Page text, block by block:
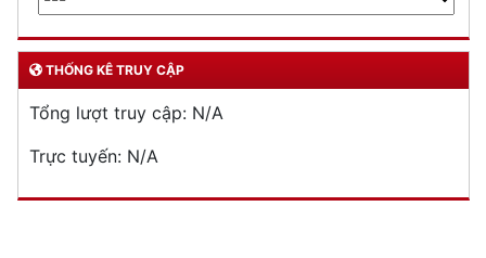
THỐNG KÊ TRUY CẬP
Tổng lượt truy cập: N/A
Trực tuyến: N/A